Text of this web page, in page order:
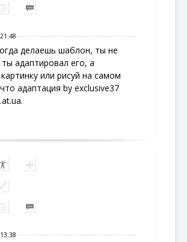
делаешь шаблон, ты не
адаптировал его, а
или рисуй на самом
адаптация by exclusive37